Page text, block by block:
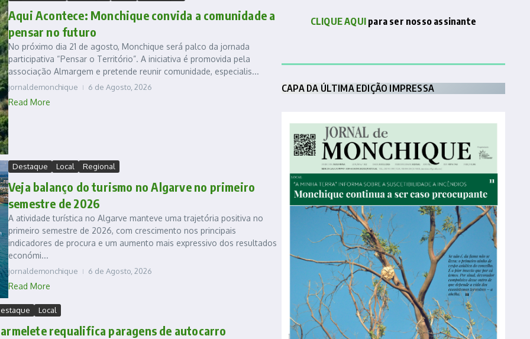
Aqui Acontece: Monchique convida a comunidade a
pensar no futuro
No próximo dia 21 de agosto, Monchique será palco da jornada
participativa “Pensar o Território”. A iniciativa é promovida pela
associação Almargem e pretende reunir comunidade, especialis...
jornaldemonchique 6 de Agosto, 2026
Read More
Destaque Local Regional
Veja balanço do turismo no Algarve no primeiro
semestre de 2026
A atividade turística no Algarve manteve uma trajetória positiva no
primeiro semestre de 2026, com crescimento nos principais
indicadores de procura e um aumento mais expressivo dos resultados
económi...
jornaldemonchique 6 de Agosto, 2026
Read More
Local
requalifica paragens de autocarro
CLIQUE AQUI para ser nosso assinante
CAPA DA ÚLTIMA EDIÇÃO IMPRESSA